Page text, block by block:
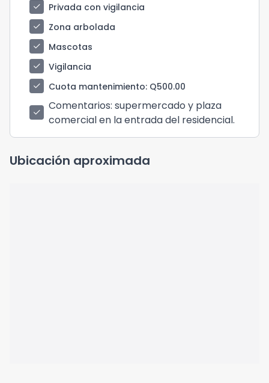
check
Privada con vigilancia
check
Zona arbolada
check
Mascotas
check
Vigilancia
check
Cuota mantenimiento: Q500.00
check Comentarios: supermercado y plaza
comercial en la entrada del residencial.
Ubicación aproximada